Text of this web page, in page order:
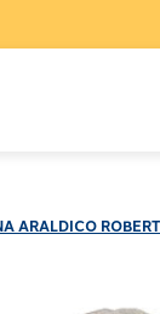
ARALDICO